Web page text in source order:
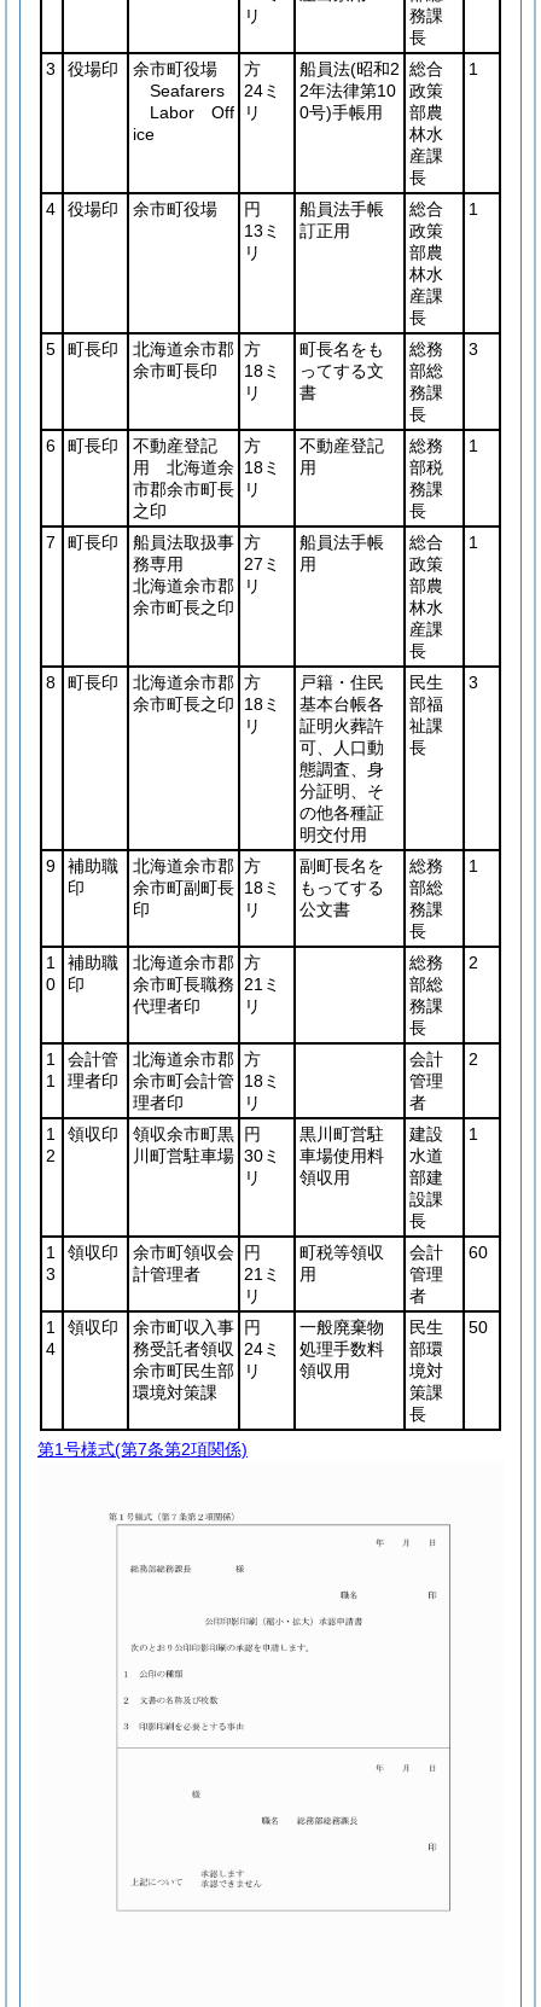
リ
務課
長
3
役場印
余市町役場
Seafarers
Labor Off
ice
方
24ミ
リ
船員法(昭和2
2年法律第10
0号)手帳用
総合
政策
部農
林水
産課
長
1
4 役場印 余市町役場
円
13ミ
リ
船員法手帳
訂正用
総合
政策
部農
林水
産課
長
1
5 町長印
北海道余市郡
余市町長印
方
18ミ
リ
町長名をも
ってする文
書
総務
部総
務課
長
3
6 町長印
不動産登記
用 北海道余
市郡余市町長
之印
方
18ミ
リ
不動産登記
用
総務
部税
務課
長
1
7 町長印
船員法取扱事
務専用
北海道余市郡
余市町長之印
方
27ミ
リ
船員法手帳
用
総合
政策
部農
林水
産課
長
1
8 町長印
北海道余市郡
余市町長之印
方
18ミ
リ
戸籍・住民
基本台帳各
証明火葬許
可、人口動
態調査、身
分証明、そ
の他各種証
明交付用
民生
部福
祉課
長
3
9
補助職
印
北海道余市郡
余市町副町長
印
方
18ミ
リ
副町長名を
もってする
公文書
総務
部総
務課
長
1
1
0
補助職
印
北海道余市郡
余市町長職務
代理者印
方
21ミ
リ
総務
部総
務課
長
2
1
1
会計管
理者印
北海道余市郡
余市町会計管
理者印
方
18ミ
リ
会計
管理
者
2
1
2
領収印
領収余市町黒
川町営駐車場
円
30ミ
リ
黒川町営駐
車場使用料
領収用
建設
水道
部建
設課
長
1
1
3
領収印
余市町領収会
計管理者
円
21ミ
リ
町税等領収
用
会計
管理
者
60
1
4
領収印
余市町収入事
務受託者領収
余市町民生部
環境対策課
円
24ミ
リ
一般廃棄物
処理手数料
領収用
民生
部環
境対
策課
長
50
第1号様式(第7条第2項関係)